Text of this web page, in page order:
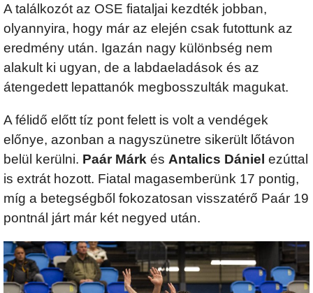
A találkozót az OSE fiataljai kezdték jobban,
olyannyira, hogy már az elején csak futottunk az
eredmény után. Igazán nagy különbség nem
alakult ki ugyan, de a labdaeladások és az
átengedett lepattanók megbosszulták magukat.
A félidő előtt tíz pont felett is volt a vendégek
előnye, azonban a nagyszünetre sikerült lőtávon
belül kerülni. Paár Márk és Antalics Dániel ezúttal
is extrát hozott. Fiatal magasemberünk 17 pontig,
míg a betegségből fokozatosan visszatérő Paár 19
pontnál járt már két negyed után.